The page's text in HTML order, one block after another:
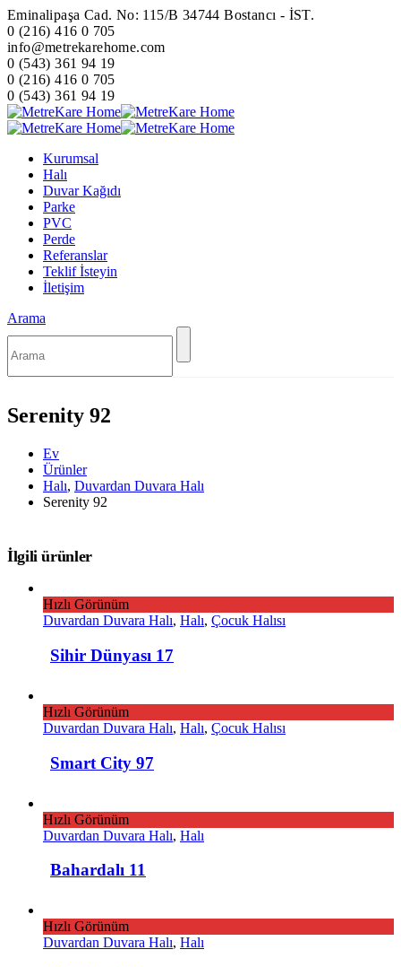
Eminalipaşa Cad. No: 115/B 34744 Bostancı - İST.
0 (216) 416 0 705
info@metrekarehome.com
0 (543) 361 94 19
0 (216) 416 0 705
0 (543) 361 94 19
Kurumsal
Halı
Duvar Kağıdı
Parke
PVC
Perde
Referanslar
Teklif İsteyin
İletişim
Arama
Serenity 92
Ev
Ürünler
Halı, Duvardan Duvara Halı
Serenity 92
İlgili ürünler
Hızlı Görünüm
Duvardan Duvara Halı, Halı, Çocuk Halısı
Sihir Dünyası 17
Hızlı Görünüm
Duvardan Duvara Halı, Halı, Çocuk Halısı
Smart City 97
Hızlı Görünüm
Duvardan Duvara Halı, Halı
Bahardalı 11
Hızlı Görünüm
Duvardan Duvara Halı, Halı